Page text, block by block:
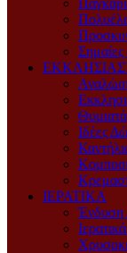
Σημαίες
Θυμιατά
Ιδέες
ΙΕΡΑΤΙΚΑ
Ένδυση